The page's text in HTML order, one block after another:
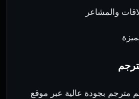
والمشاعر
مترجم بجودة عالية عبر موقع